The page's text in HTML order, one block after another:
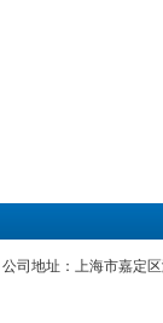
公司地址：上海市嘉